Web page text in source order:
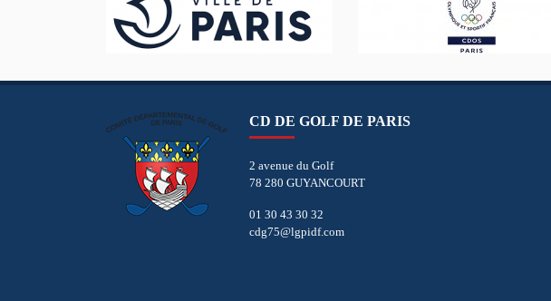
CD DE GOLF DE PARIS
2 avenue du Golf
78 280 GUYANCOURT
01 30 43 30 32
cdg75@lgpidf.com